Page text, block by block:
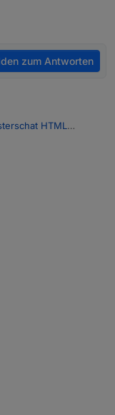
zum Antworten
HTML